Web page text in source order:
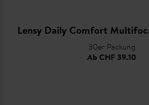
Lensy Daily Comfort
30er Packung
Ab CHF 39.10